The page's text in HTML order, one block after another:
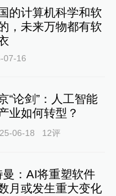
的计算机科学和软
，未来万物都有软
07-16
“论剑”：人工智能
业如何转型？
06-18 12评
：AI将重塑软件
月或发生重大变化